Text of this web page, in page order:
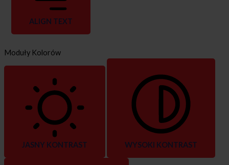
ALIGN TEXT
Moduły Kolorów
JASNY KONTRAST WYSOKI KONTRAST